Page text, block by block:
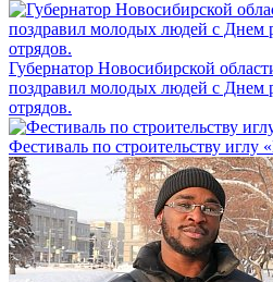
Губернатор Новосибирской
поздравил молодых людей с Днем
отрядов.
Фестиваль по строительству иглу